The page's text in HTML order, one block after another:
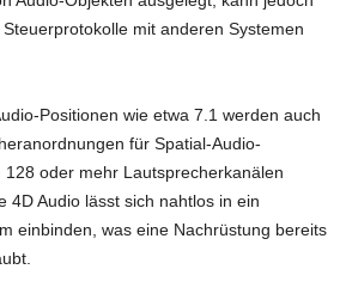
mit anderen Systemen
Positionen wie etwa 7.1 werden auch
für Spatial-Audio-
oder mehr Lautsprecherkanälen
4D Audio lässt sich nahtlos in ein
einbinden, was eine Nachrüstung bereits